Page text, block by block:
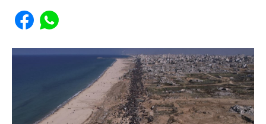
Share to Facebook
Share to WhatsApp